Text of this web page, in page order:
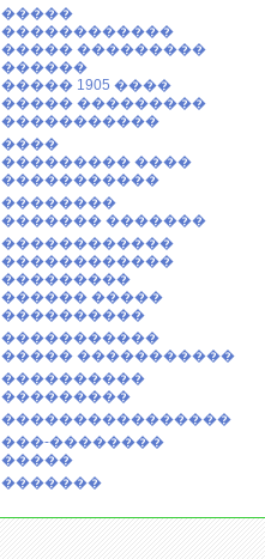
�����
������������
����� ���������
������
����� 1905 ����
����� ���������
�����������
����
��������� ����
�����������
��������
������� �������
������������
������������
���������
������ �����
����������
�����������
����� �����������
����������
���������
����������������
���-��������
�����
�������